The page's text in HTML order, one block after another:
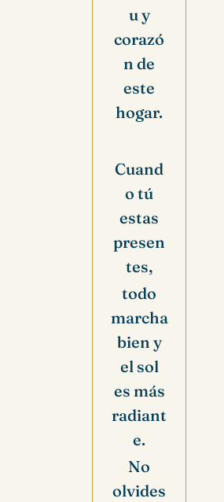
u y
corazó
n de
este
hogar.
Cuand
o tú
estas
presen
tes,
todo
marcha
bien y
el sol
es más
radiant
e.
No
olvides